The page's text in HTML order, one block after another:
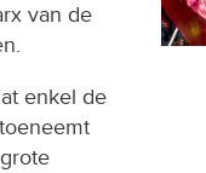
van de
enkel de